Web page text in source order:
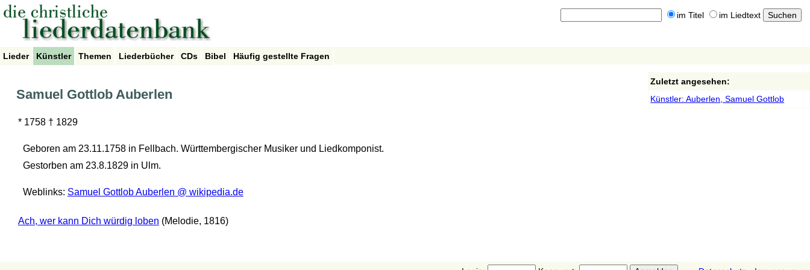
im Titel im Liedtext
Lieder Künstler Themen Liederbücher CDs Bibel Häufig gestellte Fragen
Samuel Gottlob Auberlen
* 1758 † 1829
Geboren am 23.11.1758 in Fellbach. Württembergischer Musiker und Liedkomponist.
Gestorben am 23.8.1829 in Ulm.
Weblinks: Samuel Gottlob Auberlen @ wikipedia.de
Ach, wer kann Dich würdig loben (Melodie, 1816)
Zuletzt angesehen:
Künstler: Auberlen, Samuel Gottlob